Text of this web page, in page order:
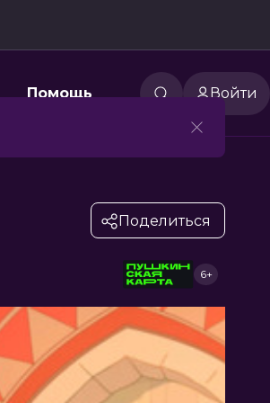
Помощь Войти
Поделиться
6+